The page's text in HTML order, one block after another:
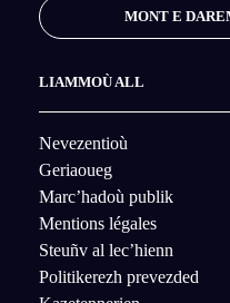
MONT E
LIAMMOÙ ALL
Nevezentioù
Geriaoueg
Marc’hadoù publik
Mentions légales
Steuñv al lec’hienn
Politikerezh prevezded